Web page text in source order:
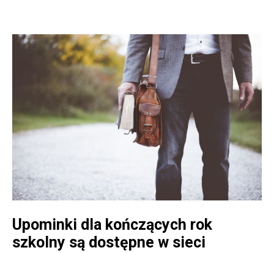
Upominki dla kończących rok
szkolny są dostępne w sieci